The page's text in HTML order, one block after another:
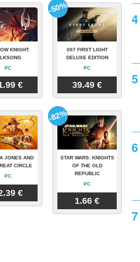
KNIGHT:
PC
€
007 FIRST LIGHT
DELUXE EDITION
PC
39.49 €
-50%
JONES AND
CIRCLE
PC
€
STAR WARS: KNIGHTS
OF THE OLD
REPUBLIC
PC
1.66 €
-82%